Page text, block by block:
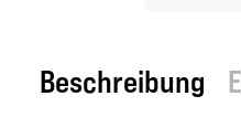
Beschreibung